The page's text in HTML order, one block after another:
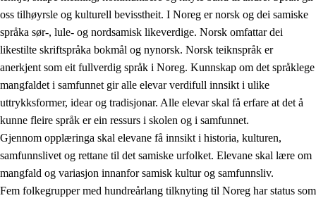
oss tilhøyrsle og kulturell bevisstheit. I Noreg er norsk og dei samiske
språka sør-, lule- og nordsamisk likeverdige. Norsk omfattar dei
likestilte skriftspråka bokmål og nynorsk. Norsk teiknspråk er
anerkjent som eit fullverdig språk i Noreg. Kunnskap om det språklege
mangfaldet i samfunnet gir alle elevar verdifull innsikt i ulike
uttrykksformer, idear og tradisjonar. Alle elevar skal få erfare at det å
kunne fleire språk er ein ressurs i skolen og i samfunnet.
Gjennom opplæringa skal elevane få innsikt i historia, kulturen,
samfunnslivet og rettane til det samiske urfolket. Elevane skal lære om
mangfald og variasjon innanfor samisk kultur og samfunnsliv.
Fem folkegrupper med hundreårlang tilknyting til Noreg har status som